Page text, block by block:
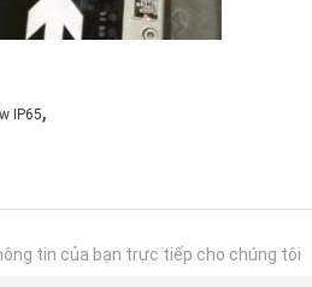
IP65,
tin của bạn trực tiếp cho chúng tôi